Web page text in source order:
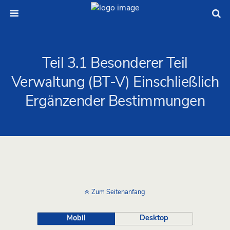
Teil 3.1 Besonderer Teil
Verwaltung (BT-V) Einschließlich
Ergänzender Bestimmungen
Zum Seitenanfang
Mobil Desktop